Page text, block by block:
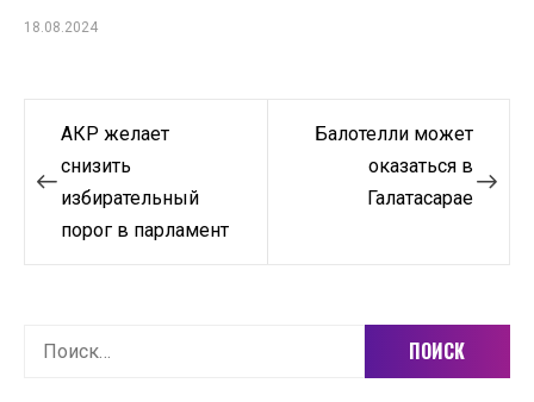
18.08.2024
Навигация
по
записям
АКР желает
снизить
избирательный
порог в парламент
Балотелли может
оказаться в
Галатасарае
Найти: